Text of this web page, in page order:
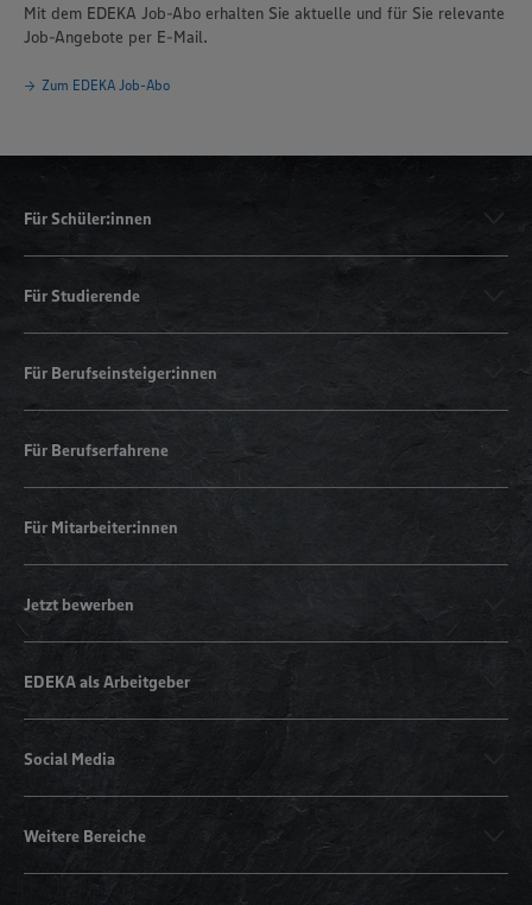
Mit dem EDEKA Job-Abo erhalten Sie aktuelle und für Sie relevante
Job-Angebote per E-Mail.
Zum EDEKA Job-Abo
Für Schüler:innen
Für Studierende
Für Berufseinsteiger:innen
Für Berufserfahrene
Für Mitarbeiter:innen
Jetzt bewerben
EDEKA als Arbeitgeber
Social Media
Weitere Bereiche